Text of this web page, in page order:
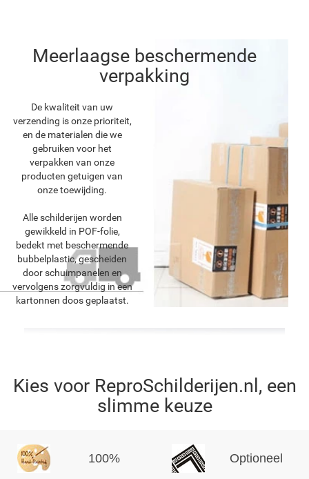
Meerlaagse beschermende
verpakking
De kwaliteit van uw
verzending is onze prioriteit,
en de materialen die we
gebruiken voor het
verpakken van onze
producten getuigen van
onze toewijding.
Alle schilderijen worden
gewikkeld in POF-folie,
bedekt met beschermende
bubbelplastic, gescheiden
door schuimpanelen en
vervolgens zorgvuldig in een
kartonnen doos geplaatst.
Kies voor ReproSchilderijen.nl, een
slimme keuze
100% Optioneel